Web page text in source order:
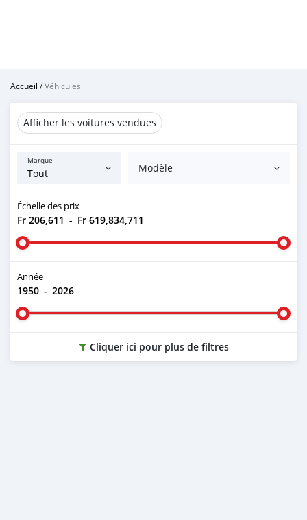
Accueil /Véhicules
Afficher les voitures vendues
Marque
Modèle
Échelle des prix
Fr 206,611 - Fr 619,834,711
Année
1950 - 2026
Cliquer ici pour plus de filtres